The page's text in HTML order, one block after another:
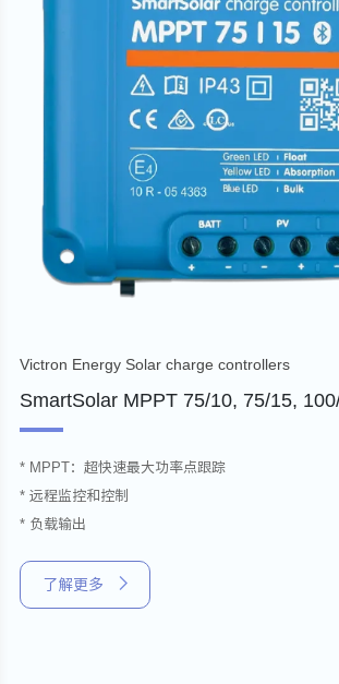
Victron Energy Solar charge controllers
SmartSolar MPPT 75/10, 75/15,
* MPPT：超快速最大功率点跟踪
* 远程监控和控制
* 负载输出
了解更多